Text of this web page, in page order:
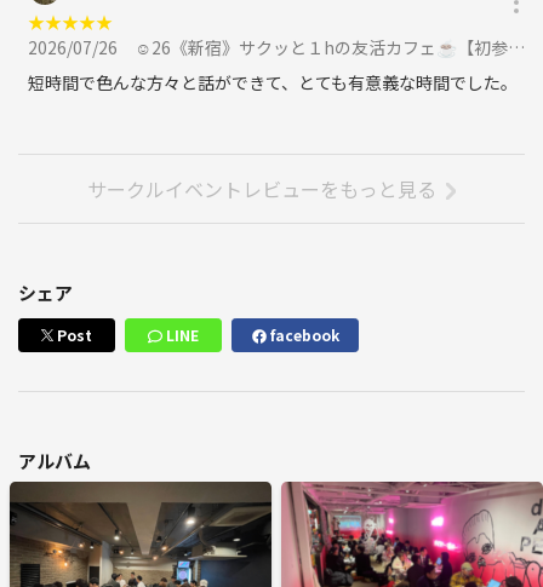
ぐ。代表
趣味：ダイビング、キャンプ、スノボ、SUP、ポーカー、旅、
〜主催のmichiからいろんなこと聞けちゃうよ！〜
バリが好き！
海が好き！
ダイビングが好き！
スノボが好き！
イベント主催してみたい！
参加理由はなんでもOK＾＾
空いた時間を使って、友達の輪を広げよう！
新たな出会いであなたの人生を豊かに♪
★★★★★
2026/07/26
☺️26《新宿》サクッと１hの友活カフェ☕️【初参加＆先着３名様はスーパー割引】素敵な1日は素敵な出会いから✨に参加
短時間で色んな方々と話ができて、とても有意義な時間でした。
サークルイベントレビューをもっと見る
シェア
Post LINE facebook
アルバム